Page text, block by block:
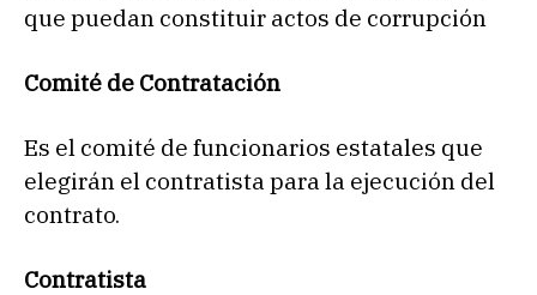
que puedan constituir actos de corrupción
Comité de Contratación
Es el comité de funcionarios estatales que
elegirán el contratista para la ejecución del
contrato.
Contratista